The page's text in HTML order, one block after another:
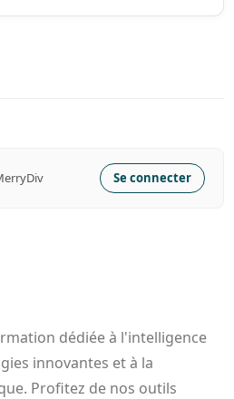
Se connecter
dédiée à l'intelligence
innovantes et à la
Profitez de nos outils